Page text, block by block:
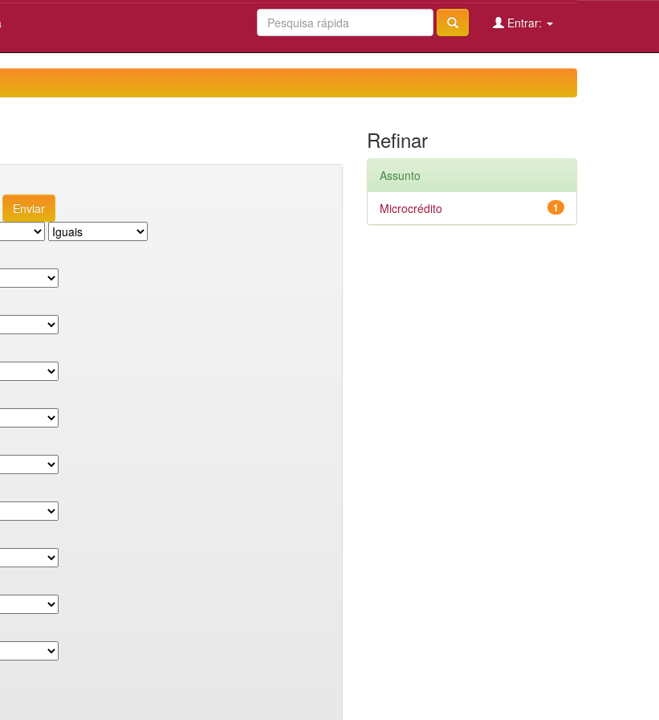
Entrar:
Refinar
Assunto
1
Microcrédito